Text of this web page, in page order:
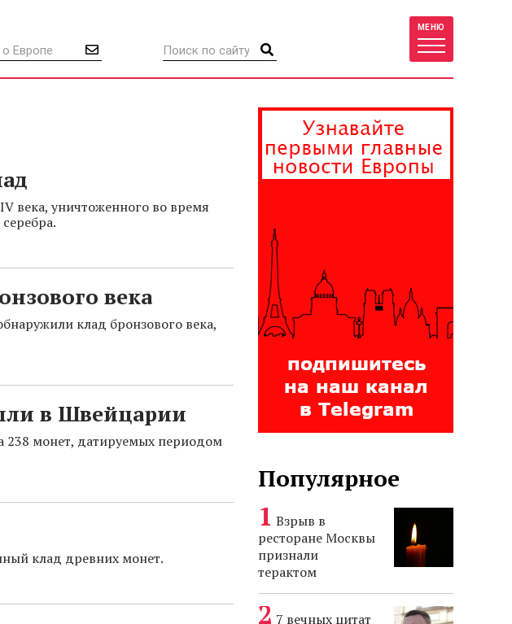
МЕНЮ
века, уничтоженного во время
века
клад бронзового века,
в Швейцарии
монет, датируемых периодом
клад древних монет.
Популярное
Взрыв в
ресторане Москвы
признали
терактом
7 вечных цитат